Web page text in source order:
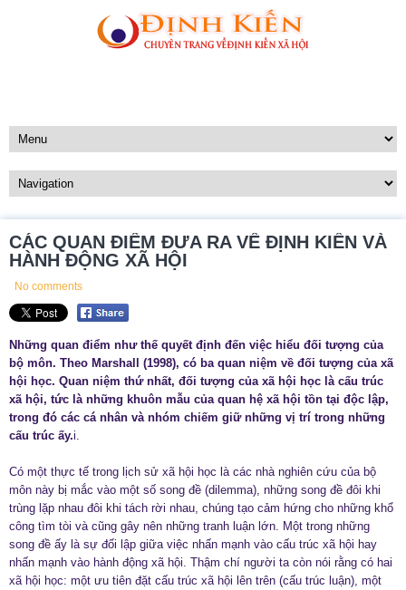
CÁC QUAN ĐIỂM ĐƯA RA VỀ ĐỊNH KIẾN VÀ
HÀNH ĐỘNG XÃ HỘI
No comments
Những quan điểm như thế quyết định đến việc hiểu đối tượng của
bộ môn. Theo Marshall (1998), có ba quan niệm về đối tượng của xã
hội học. Quan niệm thứ nhất, đối tượng của xã hội học là cấu trúc
xã hội, tức là những khuôn mẫu của quan hệ xã hội tồn tại độc lập,
trong đó các cá nhân và nhóm chiếm giữ những vị trí trong những
cấu trúc ấy.i.
Có một thực tế trong lịch sử xã hội học là các nhà nghiên cứu của bộ
môn này bị mắc vào một số song đề (dilemma), những song đề đôi khi
trùng lặp nhau đôi khi tách rời nhau, chúng tạo cảm hứng cho những khổ
công tìm tòi và cũng gây nên những tranh luận lớn. Một trong những
song đề ấy là sự đối lập giữa việc nhấn mạnh vào cấu trúc xã hội hay
nhấn mạnh vào hành động xã hội. Thậm chí người ta còn nói rằng có hai
xã hội học: một ưu tiên đặt cấu trúc xã hội lên trên (cấu trúc luận), một